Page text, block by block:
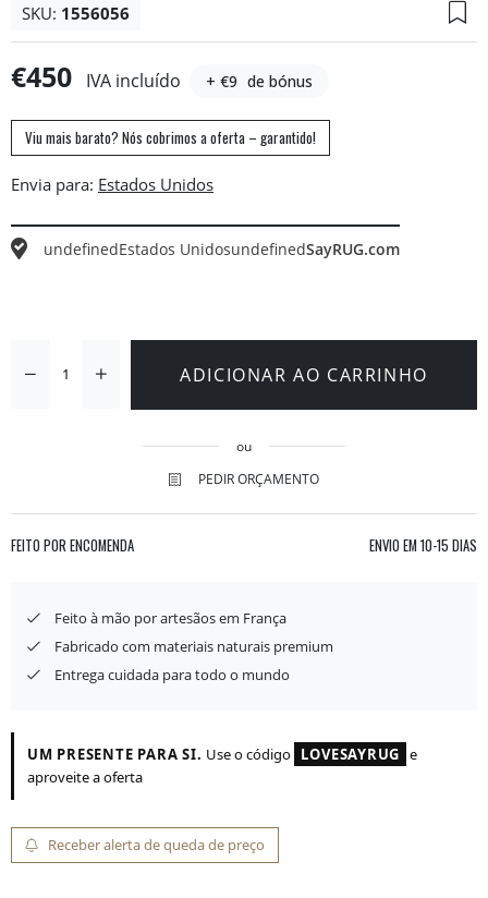
SKU: 1556056
€450 IVA incluído + €9 de bónus
Viu mais barato? Nós cobrimos a oferta – garantido!
Envia para:
undefinedEstados UnidosundefinedSayRUG.com
ADICIONAR AO CARRINHO
ou
PEDIR ORÇAMENTO
FEITO POR ENCOMENDA ENVIO EM 10-15 DIAS
Feito à mão por artesãos em França
Fabricado com materiais naturais premium
Entrega cuidada para todo o mundo
UM PRESENTE PARA SI. Use o código LOVESAYRUG e
aproveite a oferta
Receber alerta de queda de preço